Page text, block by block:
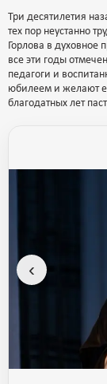
Три десятилетия
тех пор неустанно
Горлова в духовное
все эти годы
педагоги и
юбилеем и желают
благодатных лет
‹